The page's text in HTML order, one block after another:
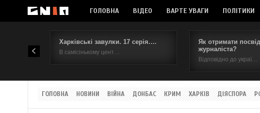
ГОЛОВНА ВІДЕО ВАРТЕ УВАГИ ПОЛІТИКИ
Харківські завулки. 17 серія.…
В самісінькому цент…
Як отримати
журналіста?
Відповідно до украї…
ГОЛОВНА НОВИНИ ВІЙНА ДОНБАС КРИМ ХАРКІВ ДІЯСПОРА